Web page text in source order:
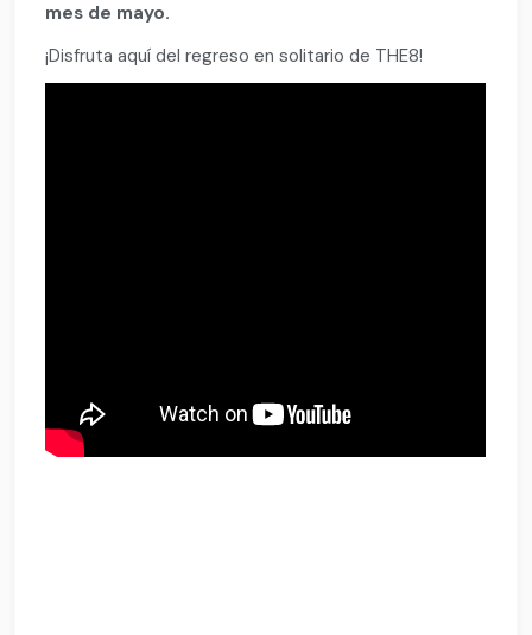
mes de mayo.
¡Disfruta aquí del regreso en solitario de THE8!